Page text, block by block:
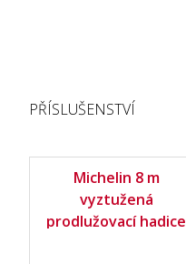
PŘÍSLUŠENSTVÍ
Michelin 8 m
vyztužená
prodlužovací hadice